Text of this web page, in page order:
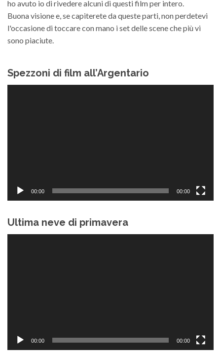
ho avuto io di rivedere alcuni di questi film per intero.
Buona visione e, se capiterete da queste parti, non perdetevi
l'occasione di toccare con mano i set delle scene che più vi
sono piaciute.
Spezzoni di film all’Argentario
00:00 00:00
Ultima neve di primavera
00:00 00:00